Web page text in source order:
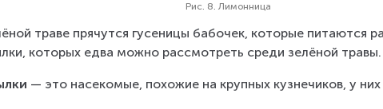
Рис. 8. Лимонница
траве прячутся гусеницы бабочек, которые питаются
которых едва можно рассмотреть среди зелёной травы.
— это насекомые, похожие на крупных кузнечиков, у